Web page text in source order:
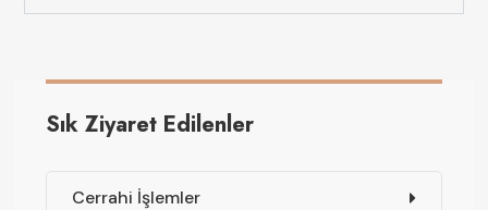
Sık Ziyaret Edilenler
Cerrahi İşlemler